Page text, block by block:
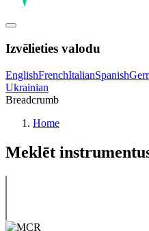
Izvēlieties valodu
EnglishFrenchItalianSpanish
Ukrainian
Breadcrumb
Home
Meklēt